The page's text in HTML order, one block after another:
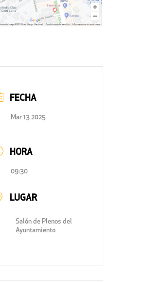
FECHA
Mar 13 2025
HORA
09:30
LUGAR
Salón de Plenos del
Ayuntamiento